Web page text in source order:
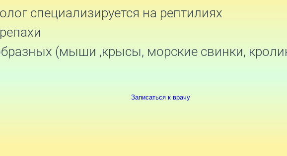
специализируется на рептилиях
(мыши ,крысы, морские свинки,
Записаться к врачу